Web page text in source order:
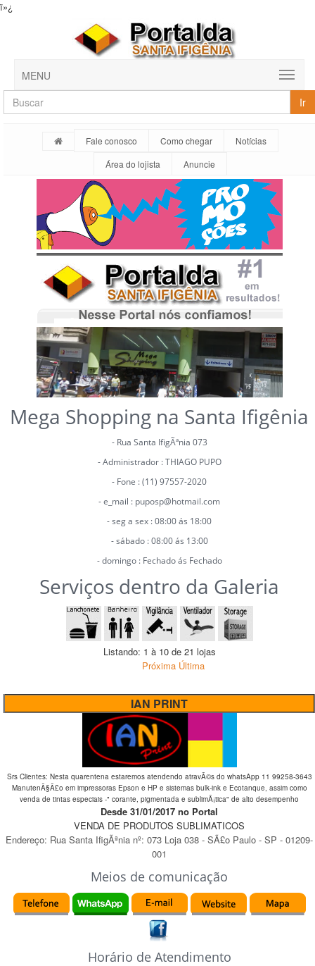
ï»¿
MENU
Ir
Fale conosco Como chegar
Notícias
Área do lojista
Anuncie
Mega Shopping na Santa Ifigênia
- Rua Santa IfigÃªnia 073
- Administrador : THIAGO PUPO
- Fone : (11) 97557-2020
- e_mail : puposp@hotmail.com
- seg a sex : 08:00 ás 18:00
- sábado : 08:00 ás 13:00
- domingo : Fechado ás Fechado
Serviços dentro da Galeria
Listando: 1 à 10 de 21 lojas
Próxima Última
IAN PRINT
Srs Clientes: Nesta quarentena estaremos atendendo atravÃ©s do whatsApp 11 99258-3643
ManutenÃ§Ã£o em impressoras Epson e HP e sistemas bulk-ink e Ecotanque, assim como
venda de tintas especiais -" corante, pigmentada e sublimÃ¡tica" de alto desempenho
Desde 31/01/2017 no Portal
VENDA DE PRODUTOS SUBLIMATICOS
Endereço: Rua Santa IfigÃªnia nº: 073 Loja 038 - SÃ£o Paulo - SP - 01209-
001
Meios de comunicação
Horário de Atendimento